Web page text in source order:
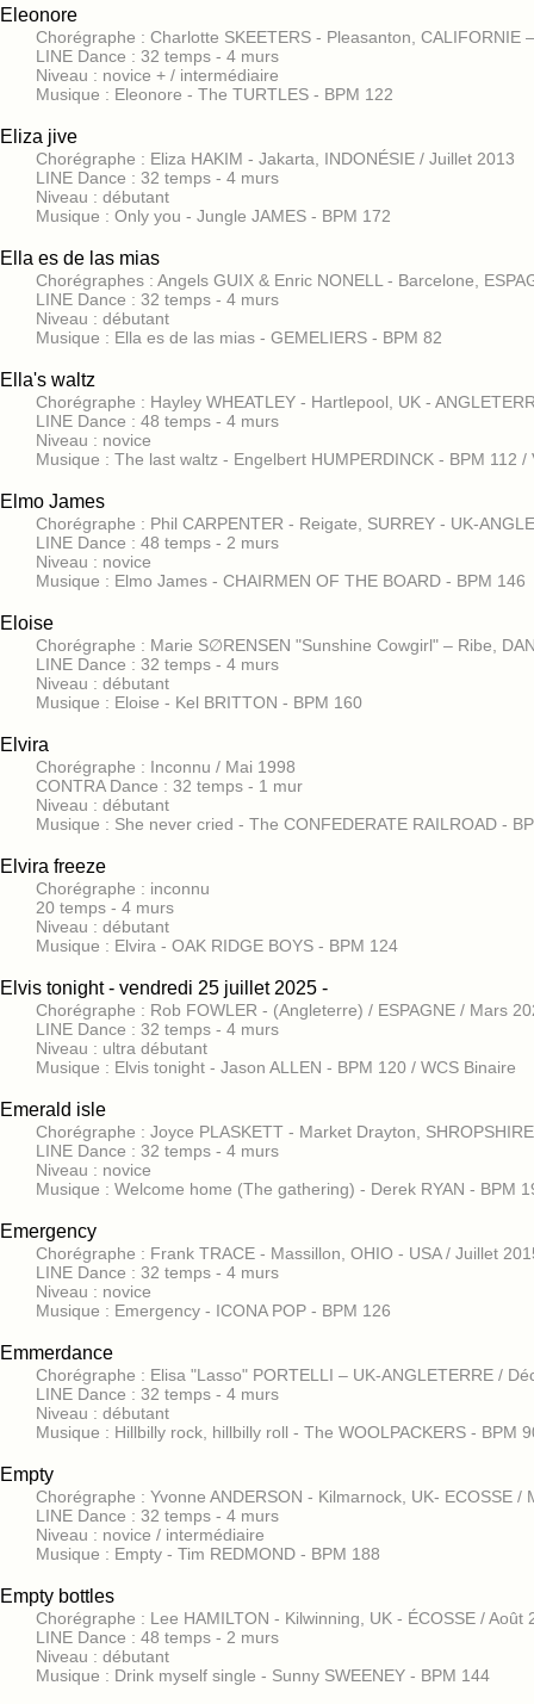
Eleonore
Chorégraphe : Charlotte SKEETERS - Pleasanton, CALIFORNIE
LINE Dance : 32 temps - 4 murs
Niveau : novice + / intermédiaire
Musique : Eleonore - The TURTLES - BPM 122
Eliza jive
Chorégraphe : Eliza HAKIM - Jakarta, INDONÉSIE / Juillet 2013
LINE Dance : 32 temps - 4 murs
Niveau : débutant
Musique : Only you - Jungle JAMES - BPM 172
Ella es de las mias
Chorégraphes : Angels GUIX & Enric NONELL - Barcelone,
LINE Dance : 32 temps - 4 murs
Niveau : débutant
Musique : Ella es de las mias - GEMELIERS - BPM 82
Ella's waltz
Chorégraphe : Hayley WHEATLEY - Hartlepool, UK -
LINE Dance : 48 temps - 4 murs
Niveau : novice
Musique : The last waltz - Engelbert HUMPERDINCK - BPM 112 /
Elmo James
Chorégraphe : Phil CARPENTER - Reigate, SURREY - UK-
LINE Dance : 48 temps - 2 murs
Niveau : novice
Musique : Elmo James - CHAIRMEN OF THE BOARD - BPM 146
Eloise
Chorégraphe : Marie S∅RENSEN "Sunshine Cowgirl" – Ribe,
LINE Dance : 32 temps - 4 murs
Niveau : débutant
Musique : Eloise - Kel BRITTON - BPM 160
Elvira
Chorégraphe : Inconnu / Mai 1998
CONTRA Dance : 32 temps - 1 mur
Niveau : débutant
Musique : She never cried - The CONFEDERATE RAILROAD -
Elvira freeze
Chorégraphe : inconnu
20 temps - 4 murs
Niveau : débutant
Musique : Elvira - OAK RIDGE BOYS - BPM 124
Elvis tonight - vendredi 25 juillet 2025 -
Chorégraphe : Rob FOWLER - (Angleterre) / ESPAGNE / Mars
LINE Dance : 32 temps - 4 murs
Niveau : ultra débutant
Musique : Elvis tonight - Jason ALLEN - BPM 120 / WCS Binaire
Emerald isle
Chorégraphe : Joyce PLASKETT - Market Drayton,
LINE Dance : 32 temps - 4 murs
Niveau : novice
Musique : Welcome home (The gathering) - Derek RYAN - BPM
Emergency
Chorégraphe : Frank TRACE - Massillon, OHIO - USA / Juillet
LINE Dance : 32 temps - 4 murs
Niveau : novice
Musique : Emergency - ICONA POP - BPM 126
Emmerdance
Chorégraphe : Elisa "Lasso" PORTELLI – UK-ANGLETERRE /
LINE Dance : 32 temps - 4 murs
Niveau : débutant
Musique : Hillbilly rock, hillbilly roll - The WOOLPACKERS - BPM
Empty
Chorégraphe : Yvonne ANDERSON - Kilmarnock, UK- ECOSSE /
LINE Dance : 32 temps - 4 murs
Niveau : novice / intermédiaire
Musique : Empty - Tim REDMOND - BPM 188
Empty bottles
Chorégraphe : Lee HAMILTON - Kilwinning, UK - ÉCOSSE / Août
LINE Dance : 48 temps - 2 murs
Niveau : débutant
Musique : Drink myself single - Sunny SWEENEY - BPM 144